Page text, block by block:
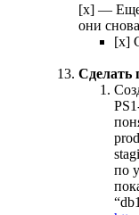
[x] — Еще
они
[x]
Сделать
по